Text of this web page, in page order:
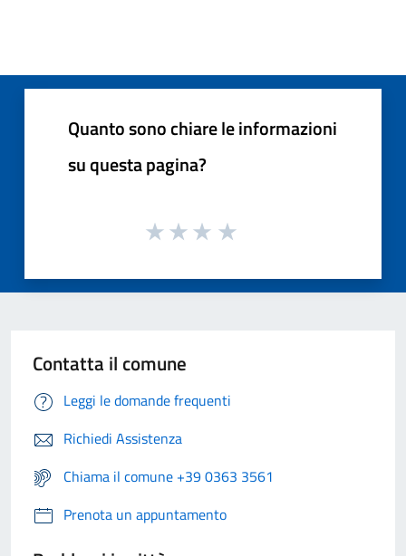
Quanto sono chiare le informazioni
su questa pagina?
Contatta il comune
Leggi le domande frequenti
Richiedi Assistenza
Chiama il comune +39 0363 3561
Prenota un appuntamento